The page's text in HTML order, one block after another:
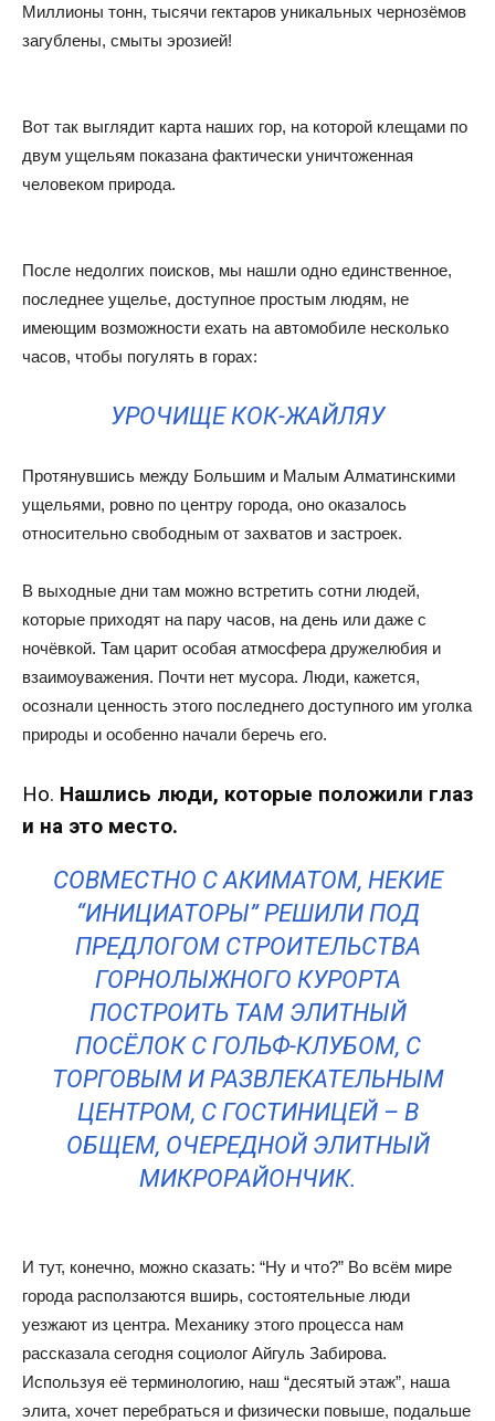
Миллионы тонн, тысячи гектаров уникальных чернозёмов
загублены, смыты эрозией!
Вот так выглядит карта наших гор, на которой клещами по
двум ущельям показана фактически уничтоженная
человеком природа.
После недолгих поисков, мы нашли одно единственное,
последнее ущелье, доступное простым людям, не
имеющим возможности ехать на автомобиле несколько
часов, чтобы погулять в горах:
УРОЧИЩЕ КОК-ЖАЙЛЯУ
Протянувшись между Большим и Малым Алматинскими
ущельями, ровно по центру города, оно оказалось
относительно свободным от захватов и застроек.
В выходные дни там можно встретить сотни людей,
которые приходят на пару часов, на день или даже с
ночёвкой. Там царит особая атмосфера дружелюбия и
взаимоуважения. Почти нет мусора. Люди, кажется,
осознали ценность этого последнего доступного им уголка
природы и особенно начали беречь его.
Но. Нашлись люди, которые положили глаз
и на это место.
СОВМЕСТНО С АКИМАТОМ, НЕКИЕ
“ИНИЦИАТОРЫ” РЕШИЛИ ПОД
ПРЕДЛОГОМ СТРОИТЕЛЬСТВА
ГОРНОЛЫЖНОГО КУРОРТА
ПОСТРОИТЬ ТАМ ЭЛИТНЫЙ
ПОСЁЛОК С ГОЛЬФ-КЛУБОМ, С
ТОРГОВЫМ И РАЗВЛЕКАТЕЛЬНЫМ
ЦЕНТРОМ, С ГОСТИНИЦЕЙ – В
ОБЩЕМ, ОЧЕРЕДНОЙ ЭЛИТНЫЙ
МИКРОРАЙОНЧИК.
И тут, конечно, можно сказать: “Ну и что?” Во всём мире
города расползаются вширь, состоятельные люди
уезжают из центра. Механику этого процесса нам
рассказала сегодня социолог Айгуль Забирова.
Используя её терминологию, наш “десятый этаж”, наша
элита, хочет перебраться и физически повыше, подальше